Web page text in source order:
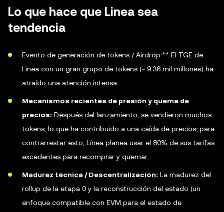
Lo que hace que Linea sea
tendencia
Evento de generación de tokens / Airdrop:** El TGE de
Linea con un gran grupo de tokens (~ 9.36 mil millones) ha
atraído una atención intensa.
Mecanismos recientes de presión y quema de
precios: Después del lanzamiento, se vendieron muchos
tokens, lo que ha contribuido a una caída de precios; para
contrarrestar esto, Línea planea usar el 80% de sus tarifas
excedentes para recomprar y quemar.
Madurez técnica / Descentralización: La madurez del
rollup de la etapa 0 y la reconstrucción del estado (un
enfoque compatible con EVM para el estado de